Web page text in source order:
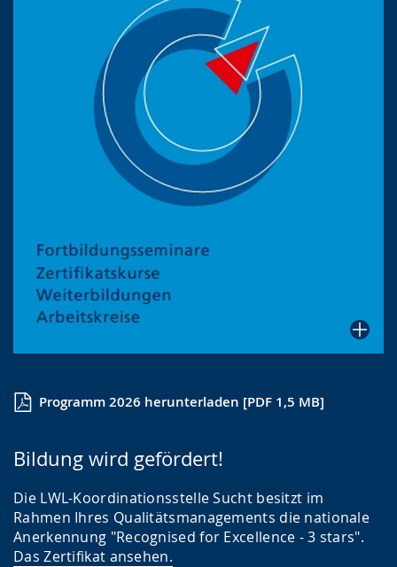
Programm 2026 herunterladen [PDF 1,5 MB]
Bildung wird gefördert!
Die LWL-Koordinationsstelle Sucht besitzt im
Rahmen Ihres Qualitätsmanagements die nationale
Anerkennung "Recognised for Excellence - 3 stars".
Das Zertifikat ansehen.